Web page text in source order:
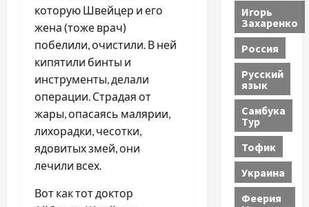
которую Швейцер и его
жена (тоже врач)
побелили, очистили. В ней
кипятили бинты и
инструменты, делали
операции. Страдая от
жары, опасаясь малярии,
лихорадки, чесотки,
ядовитых змей, они
лечили всех.
Вот как тот доктор
Игорь
Захаренко
Россия
Русский
язык
Самбука
Тур
Тофик
Украина
Феерия